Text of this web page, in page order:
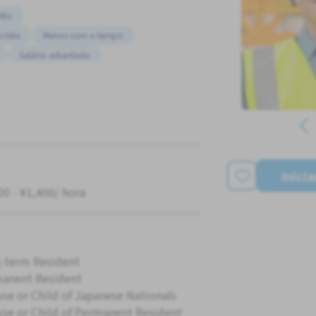
Menos com o tempo
Salário adiantado
- ¥1,400/ hora
term Resident
Resident
or Child of Japanese Nationals
or Child of Permanent Resident